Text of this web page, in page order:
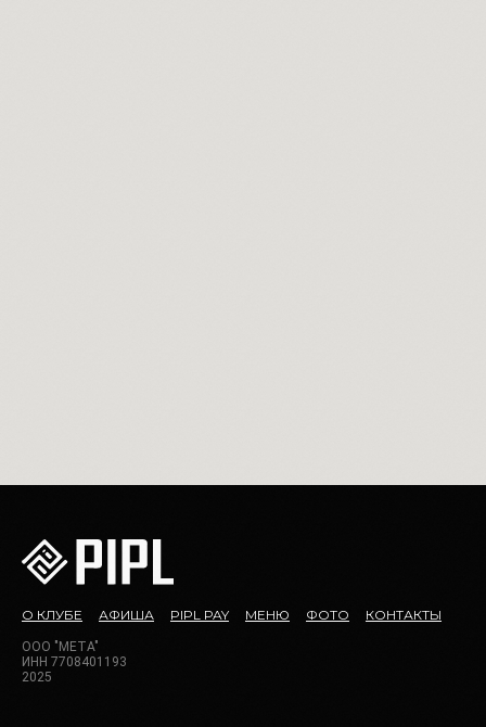
О КЛУБЕ АФИША PIPL PAY МЕНЮ ФОТО КОНТАКТЫ
ООО "МЕТА"
ИНН 7708401193
2025